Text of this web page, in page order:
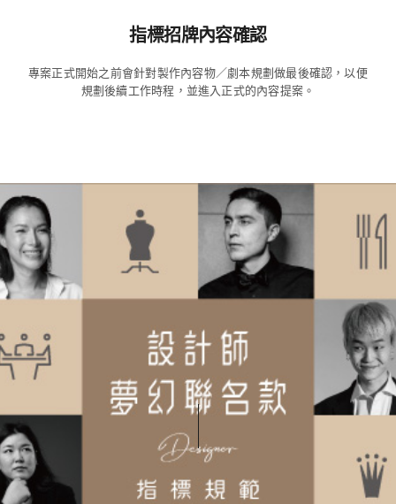
指標招牌內容確認
專案正式開始之前會針對製作內容物／劇本規劃做最後確認，以便
規劃後續工作時程，並進入正式的內容提案。